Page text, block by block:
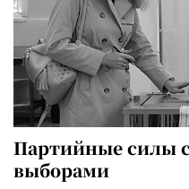
Партийные силы
выборами